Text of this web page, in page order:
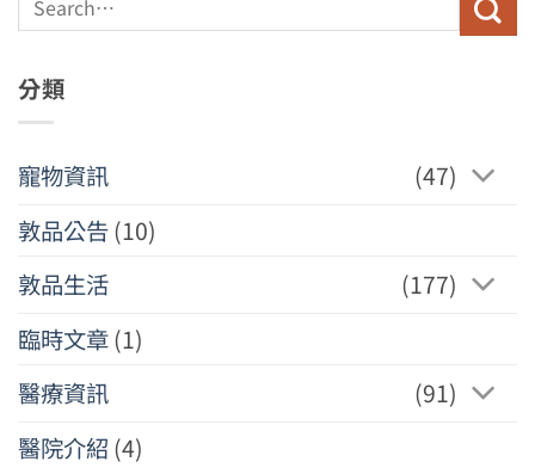
分類
寵物資訊
(47)
敦品公告(10)
敦品生活
(177)
臨時文章(1)
醫療資訊
(91)
醫院介紹 (4)